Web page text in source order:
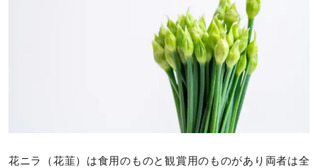
花ニラ（花韮）は食用のものと観賞用のものがあり両者は全